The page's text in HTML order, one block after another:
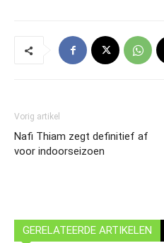
Vorig artikel
Nafi Thiam zegt definitief af
voor indoorseizoen
GERELATEERDE ARTIKELEN